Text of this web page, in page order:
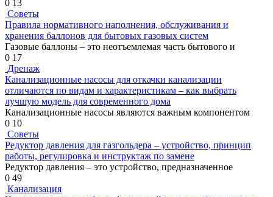
0 13
Советы
Правила нормативного наполнения, обслуживания и
хранения баллонов для бытовых газовых систем
Газовые баллоны – это неотъемлемая часть бытового и
0 17
Дренаж
Канализационные насосы для откачки канализации
отличаются по видам и характеристикам – как выбрать
лучшую модель для современного дома
Канализационные насосы являются важным компонентом
0 10
Советы
Редуктор давления для газгольдера – устройство, принцип
работы, регулировка и инструктаж по замене
Редуктор давления – это устройство, предназначенное
0 49
Канализация